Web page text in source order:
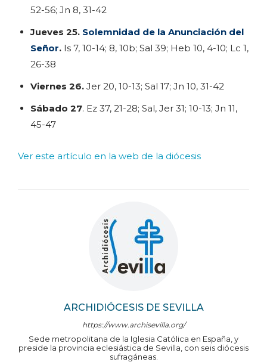
ARCHIDIÓCESIS DE SEVILLA
https://www.archisevilla.org/
Sede metropolitana de la Iglesia Católica en España, y
preside la provincia eclesiástica de Sevilla, con seis diócesis
sufragáneas.
52-56; Jn 8, 31-42
Jueves 25. Solemnidad de la Anunciación del
Señor. Is 7, 10-14; 8, 10b; Sal 39; Heb 10, 4-10; Lc 1,
26-38
Viernes 26. Jer 20, 10-13; Sal 17; Jn 10, 31-42
Sábado 27. Ez 37, 21-28; Sal, Jer 31; 10-13; Jn 11,
45-47
Ver este artículo en la web de la diócesis